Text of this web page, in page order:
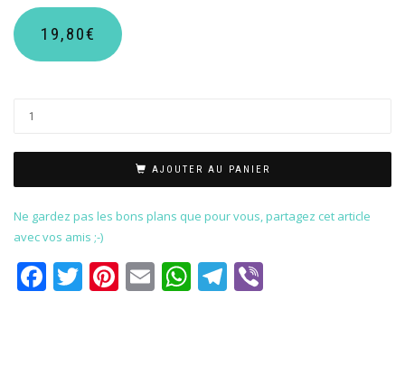
19,80€
AJOUTER AU PANIER
Ne gardez pas les bons plans que pour vous, partagez cet article
avec vos amis ;-)
Facebook
Twitter
Pinterest
EmailWhatsApp
Telegram